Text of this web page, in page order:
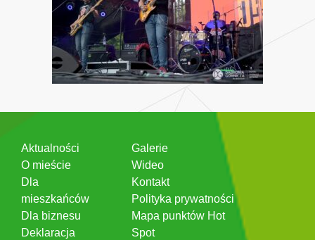
Aktualności
O mieście
Dla
mieszkańców
Dla biznesu
Deklaracja
Galerie
Wideo
Kontakt
Polityka prywatności
Mapa punktów Hot
Spot